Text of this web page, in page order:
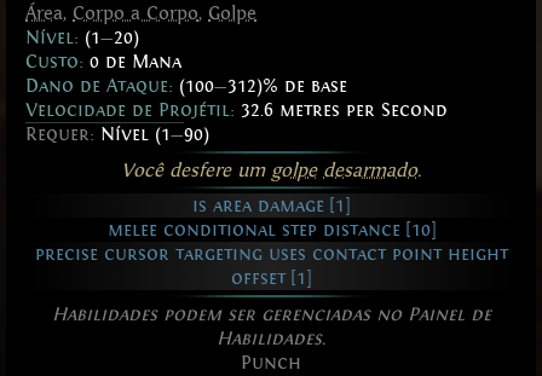
Área, Corpo a Corpo, Golpe
Nível: (1—20)
Custo: 0 de Mana
Dano de Ataque: (100—312)% de base
Velocidade de Projétil: 32.6 metres per Second
Requer: Nível (1—90)
Você desfere um golpe desarmado.
is area damage [1]
melee conditional step distance [10]
precise cursor targeting uses contact point height
offset [1]
Habilidades podem ser gerenciadas no Painel de
Habilidades.
Punch